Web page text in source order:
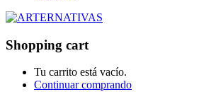
Shopping cart
Tu carrito está vacío.
Continuar comprando